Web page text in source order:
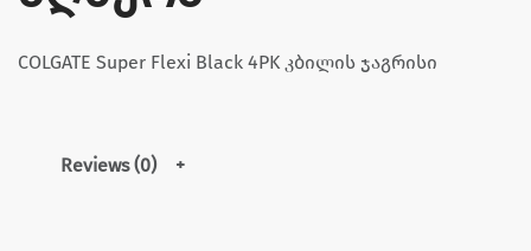
COLGATE Super Flexi Black 4PK კბილის ჯაგრისი
Reviews (0)